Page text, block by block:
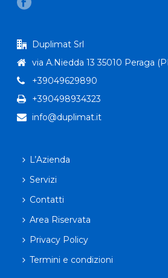
Duplimat Srl
via A.Niedda 13 35010 Peraga
+39049629890
+390498934323
info@duplimat.it
L’Azienda
Servizi
Contatti
Area Riservata
Privacy Policy
Termini e condizioni